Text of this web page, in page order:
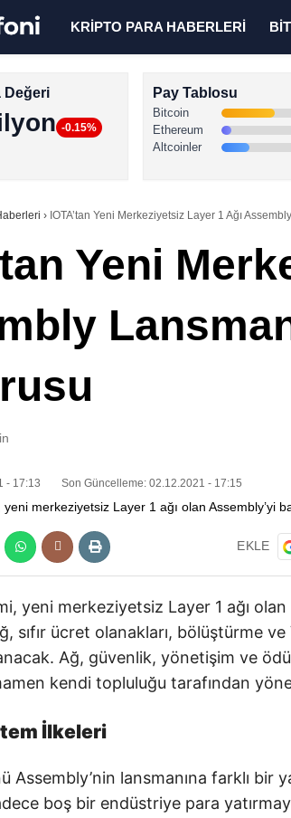
KRİPTO PARA HABERLERİ
Değeri
-0.15%
Pay Tablosu
Bitcoin
Ethereum
Altcoinler
› IOTA’tan Yeni Merkeziyetsiz Layer 1 Ağı
Yeni
- 17:13 Son Güncelleme: 02.12.2021 - 17:15
EKLE
yeni merkeziyetsiz Layer 1 ağı
sıfır ücret olanakları, bölüştürme
Ağ, güvenlik, yönetişim ve
kendi topluluğu tarafından
İlkeleri
Assembly’nin lansmanına farklı bir
boş bir endüstriye para